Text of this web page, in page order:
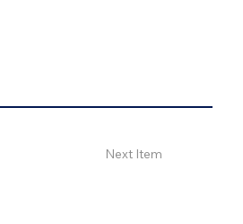
Next Item